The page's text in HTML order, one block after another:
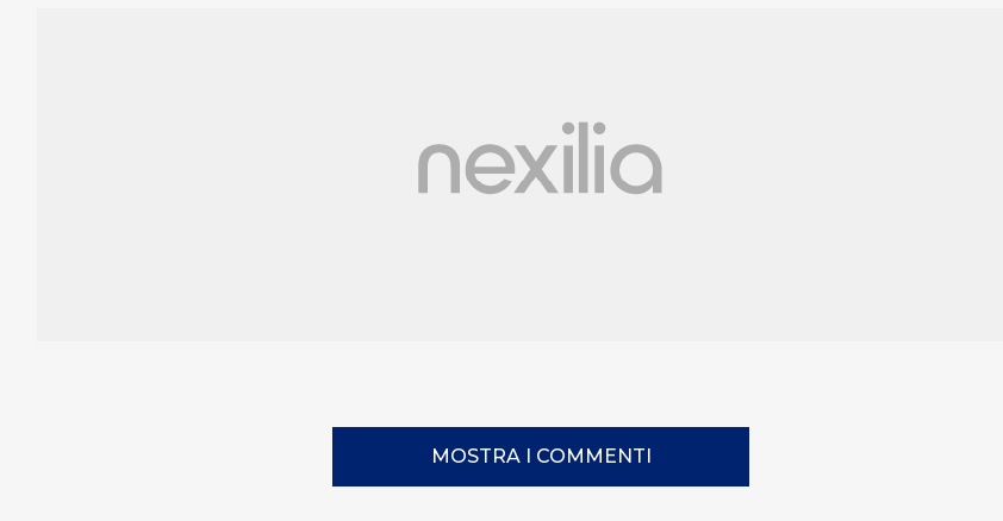
MOSTRA I COMMENTI